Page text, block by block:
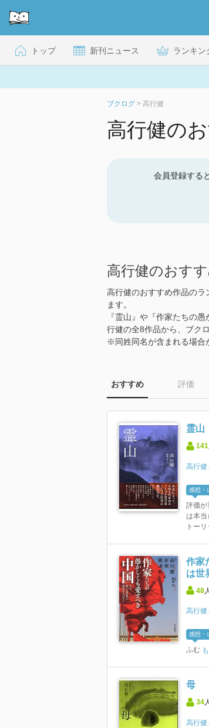
トップ 新刊ニュース ランキン
ブクログ > 高行健
高行健の
会員登録する
高行健のおす
高行健のおすすめ作品の
ます。
『霊山』や『作家たちの
行健の全8作品から、ブク
※同姓同名が含まれる場合
おすすめ 評価
霊山
141
高行健
感想・
評価
は本
トー
作家
は世
48 人
高行健
感想・
ふむ
母
34
高行健